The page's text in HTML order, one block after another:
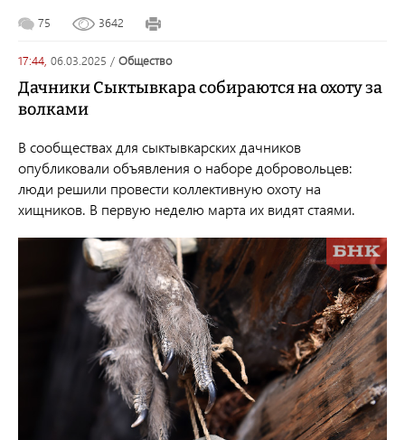
75 3642
17:44, 06.03.2025 / общество
Дачники Сыктывкара собираются на охоту за
волками
В сообществах для сыктывкарских дачников
опубликовали объявления о наборе добровольцев:
люди решили провести коллективную охоту на
хищников. В первую неделю марта их видят стаями.